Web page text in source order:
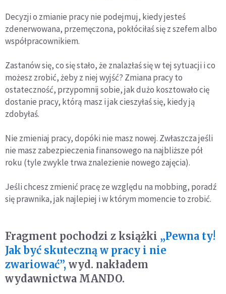
Decyzji o zmianie pracy nie podejmuj, kiedy jesteś
zdenerwowana, przemęczona, pokłóciłaś się z szefem albo
współpracownikiem.
Zastanów się, co się stało, że znalazłaś się w tej sytuacji i co
możesz zrobić, żeby z niej wyjść? Zmiana pracy to
ostateczność, przypomnij sobie, jak dużo kosztowało cię
dostanie pracy, którą masz i jak cieszyłaś się, kiedy ją
zdobyłaś.
Nie zmieniaj pracy, dopóki nie masz nowej. Zwłaszcza jeśli
nie masz zabezpieczenia finansowego na najbliższe pół
roku (tyle zwykle trwa znalezienie nowego zajęcia).
Jeśli chcesz zmienić pracę ze względu na mobbing, poradź
się prawnika, jak najlepiej i w którym momencie to zrobić.
Fragment pochodzi z książki „Pewna ty!
Jak być skuteczną w pracy i nie
zwariować”, wyd. nakładem
wydawnictwa MANDO.